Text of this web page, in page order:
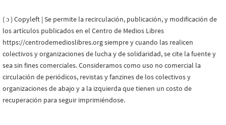
( ɔ ) Copyleft | Se permite la recirculación, publicación, y modificación de
los artículos publicados en el Centro de Medios Libres
https://centrodemedioslibres.org siempre y cuando las realicen
colectivos y organizaciones de lucha y de solidaridad, se cite la fuente y
sea sin fines comerciales. Consideramos como uso no comercial la
circulación de periódicos, revistas y fanzines de los colectivos y
organizaciones de abajo y a la izquierda que tienen un costo de
recuperación para seguir imprimiéndose.